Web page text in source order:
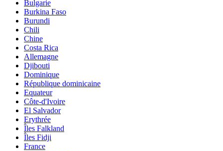
Bulgarie
Burkina Faso
Burundi
Chili
Chine
Costa Rica
Allemagne
Djibouti
Dominique
République dominicaine
Equateur
Côte-d'Ivoire
El Salvador
Erythrée
Îles Falkland
Îles Fidji
France